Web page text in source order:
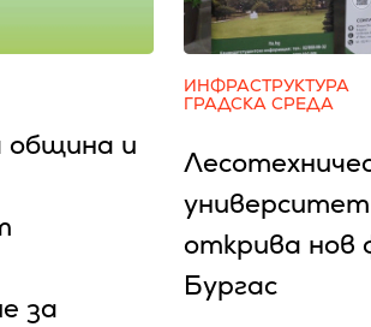
и
за
ИНФРАСТРУКТУРА
ГРАДСКА СРЕДА
открива нов
Бургас